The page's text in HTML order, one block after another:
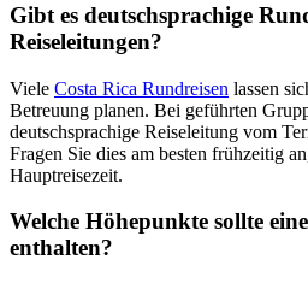
Gibt es deutschsprachige
Reiseleitungen?
Viele Costa Rica Rundreisen lassen
Betreuung planen. Bei geführten
deutschsprachige Reiseleitung vom
Fragen Sie dies am besten frühzeitig
Hauptreisezeit.
Welche Höhepunkte sollte
enthalten?